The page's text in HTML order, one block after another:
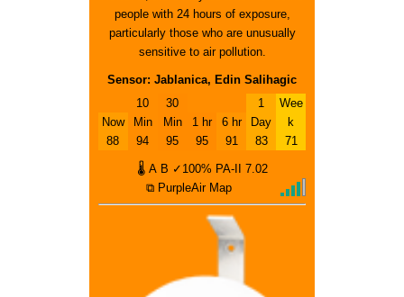
people with 24 hours of exposure,
particularly those who are unusually
sensitive to air pollution.
Sensor: Jablanica, Edin Salihagic
Now
88
10
Min
94
30
Min
95
1 hr
95
6 hr
91
1
Day
83
Wee
k
71
🌡 A B ✓100% PA-II
7.02
⧉ PurpleAir Map